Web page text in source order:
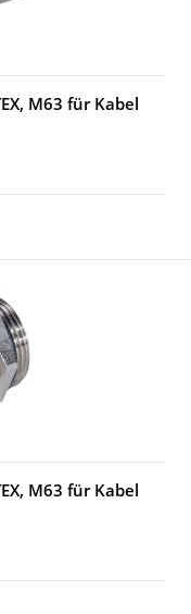
M63 für Kabel
M63 für Kabel